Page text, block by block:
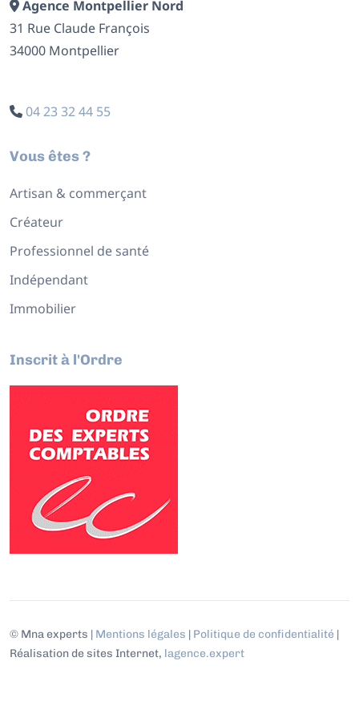
Agence Montpellier Nord
31 Rue Claude François
34000 Montpellier
04 23 32 44 55
Vous êtes ?
Artisan & commerçant
Créateur
Professionnel de santé
Indépendant
Immobilier
Inscrit à l'Ordre
© Mna experts | Mentions légales | Politique de confidentialité |
Réalisation de sites Internet, lagence.expert